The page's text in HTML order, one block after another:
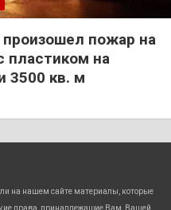
пожар на
пластиком на
3500 кв. м
на нашем сайте материалы, которые
права, принадлежащие Вам, Вашей